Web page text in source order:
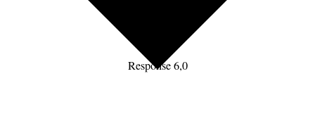
Response 6,0